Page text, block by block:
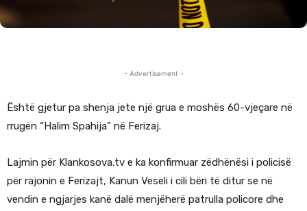
- Advertisement -
Është gjetur pa shenja jete një grua e moshës 60-vjeçare në
rrugën “Halim Spahija” në Ferizaj.
Lajmin për Klankosova.tv e ka konfirmuar zëdhënësi i policisë
për rajonin e Ferizajt, Kanun Veseli i cili bëri të ditur se në
vendin e ngjarjes kanë dalë menjëherë patrulla policore dhe